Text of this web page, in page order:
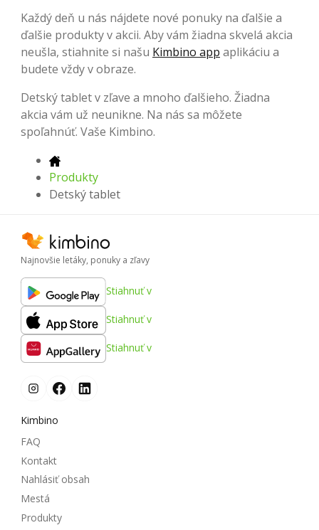
Každý deň u nás nájdete nové ponuky na ďalšie a
ďalšie produkty v akcii. Aby vám žiadna skvelá akcia
neušla, stiahnite si našu Kimbino app aplikáciu a
budete vždy v obraze.
Detský tablet v zľave a mnoho ďalšieho. Žiadna
akcia vám už neunikne. Na nás sa môžete
spoľahnúť. Vaše Kimbino.
Produkty
Detský tablet
Najnovšie letáky, ponuky a zľavy
Stiahnuť v
Stiahnuť v
Stiahnuť v
Kimbino
FAQ
Kontakt
Nahlásiť obsah
Mestá
Produkty